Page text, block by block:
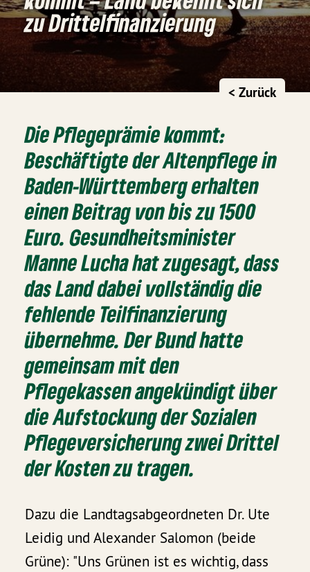
zu Drittelfinanzierung
< Zurück
Die Pflegeprämie kommt:
Beschäftigte der Altenpflege in
Baden-Württemberg erhalten
einen Beitrag von bis zu 1500
Euro. Gesundheitsminister
Manne Lucha hat zugesagt, dass
das Land dabei vollständig die
fehlende Teilfinanzierung
übernehme. Der Bund hatte
gemeinsam mit den
Pflegekassen angekündigt über
die Aufstockung der Sozialen
Pflegeversicherung zwei Drittel
der Kosten zu tragen.
Dazu die Landtagsabgeordneten Dr. Ute
Leidig und Alexander Salomon (beide
Grüne): "Uns Grünen ist es wichtig, dass